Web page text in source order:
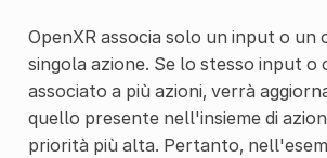
OpenXR associa solo un input o un
singola azione. Se lo stesso input o
associato a più azioni, verrà
quello presente nell'insieme di
priorità più alta. Pertanto,